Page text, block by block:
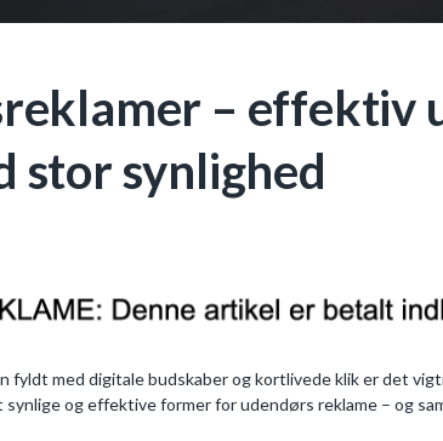
– effektiv
stor synlighed
fyldt med digitale budskaber og kortlivede klik er det
synlige og effektive former for udendørs reklame – og